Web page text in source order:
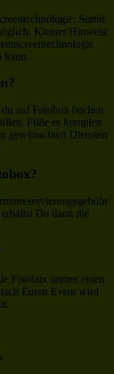
Somit
Kleiner Hinweis:
kann.
auf Fotobox buchen
Fülle es komplett
gewünschten Diensten
Du dann die
Fotobox immer einen
Euren Event wird